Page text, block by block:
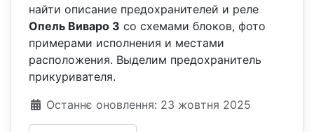
найти описание предохранителей и реле
Опель Виваро 3 со схемами блоков, фото
примерами исполнения и местами
расположения. Выделим предохранитель
прикуривателя.
Деталі
Останнє оновлення: 23 жовтня 2025